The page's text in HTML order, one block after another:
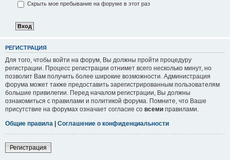
Скрыть мое пребывание на форуме в этот раз
РЕГИСТРАЦИЯ
Для того, чтобы войти на форум, Вы должны пройти процедуру
регистрации. Процесс регистрации отнимет всего несколько минут, но
позволит Вам получить более широкие возможности. Администрация
форума может также предоставить зарегистрированным пользователям
большие привилегии. Перед началом регистрации, Вы должны
ознакомиться с правилами и политикой форума. Помните, что Ваше
присутствие на форумах означает согласие со всеми правилами.
Общие правила | Соглашение о конфиденциальности
Регистрация